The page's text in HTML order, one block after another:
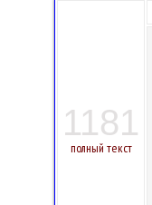
1181
полный текст